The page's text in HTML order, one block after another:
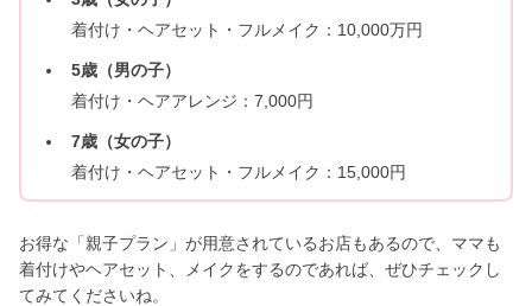
着付け・ヘアセット・フルメイク：10,000万円
5歳（男の子）
着付け・ヘアアレンジ：7,000円
7歳（女の子）
着付け・ヘアセット・フルメイク：15,000円
お得な「親子プラン」が用意されているお店もあるので、ママも
着付けやヘアセット、メイクをするのであれば、ぜひチェックし
てみてくださいね。